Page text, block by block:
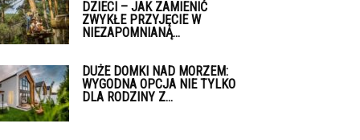
DZIECI – JAK ZAMIENIĆ
ZWYKŁE PRZYJĘCIE W
NIEZAPOMNIANĄ...
DUŻE DOMKI NAD MORZEM:
WYGODNA OPCJA NIE TYLKO
DLA RODZINY Z...